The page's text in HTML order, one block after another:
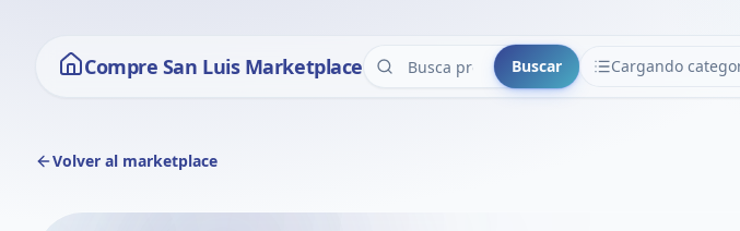
Compre San Luis Marketplace Buscar Cargando
CATEGORÍAS
Volver al marketplace